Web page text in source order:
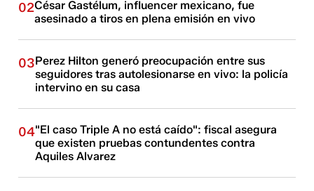
02César Gastélum, influencer mexicano, fue
asesinado a tiros en plena emisión en vivo
03Perez Hilton generó preocupación entre sus
seguidores tras autolesionarse en vivo: la policía
intervino en su casa
04"El caso Triple A no está caído": fiscal asegura
que existen pruebas contundentes contra
Aquiles Alvarez